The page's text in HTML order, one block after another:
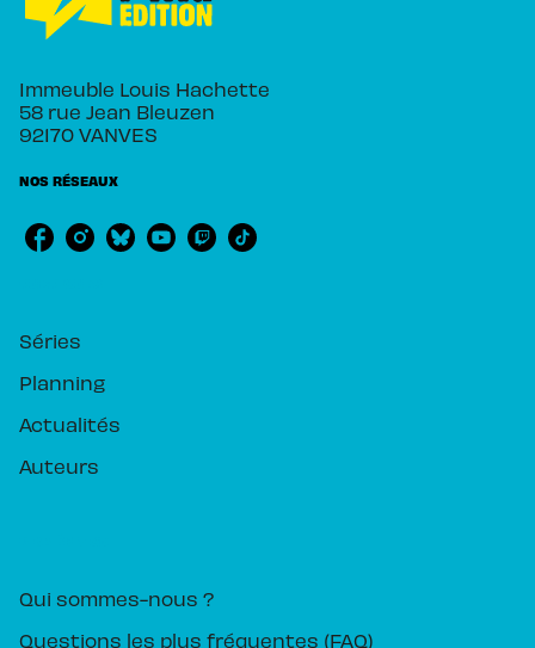
Immeuble Louis Hachette
58 rue Jean Bleuzen
92170 VANVES
NOS RÉSEAUX
Séries
Planning
Actualités
Auteurs
Qui sommes-nous ?
Questions les plus fréquentes (FAQ)